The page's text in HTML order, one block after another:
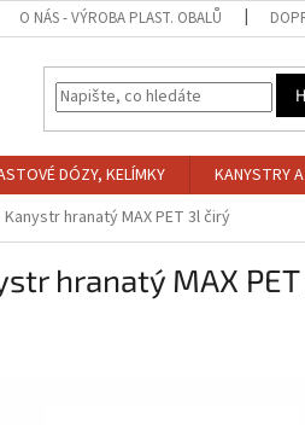
O NÁS - VÝROBA PLAST. OBALŮ
DÓZY, KELÍMKY KANYSTRY
Kanystr hranatý MAX PET 3l čirý
hranatý MAX